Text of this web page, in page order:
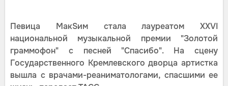
Певица МакSим стала лауреатом XXVI
национальной музыкальной премии "Золотой
граммофон" с песней "Спасибо". На сцену
Государственного Кремлевского дворца артистка
вышла с врачами-реаниматологами, спасшими ее